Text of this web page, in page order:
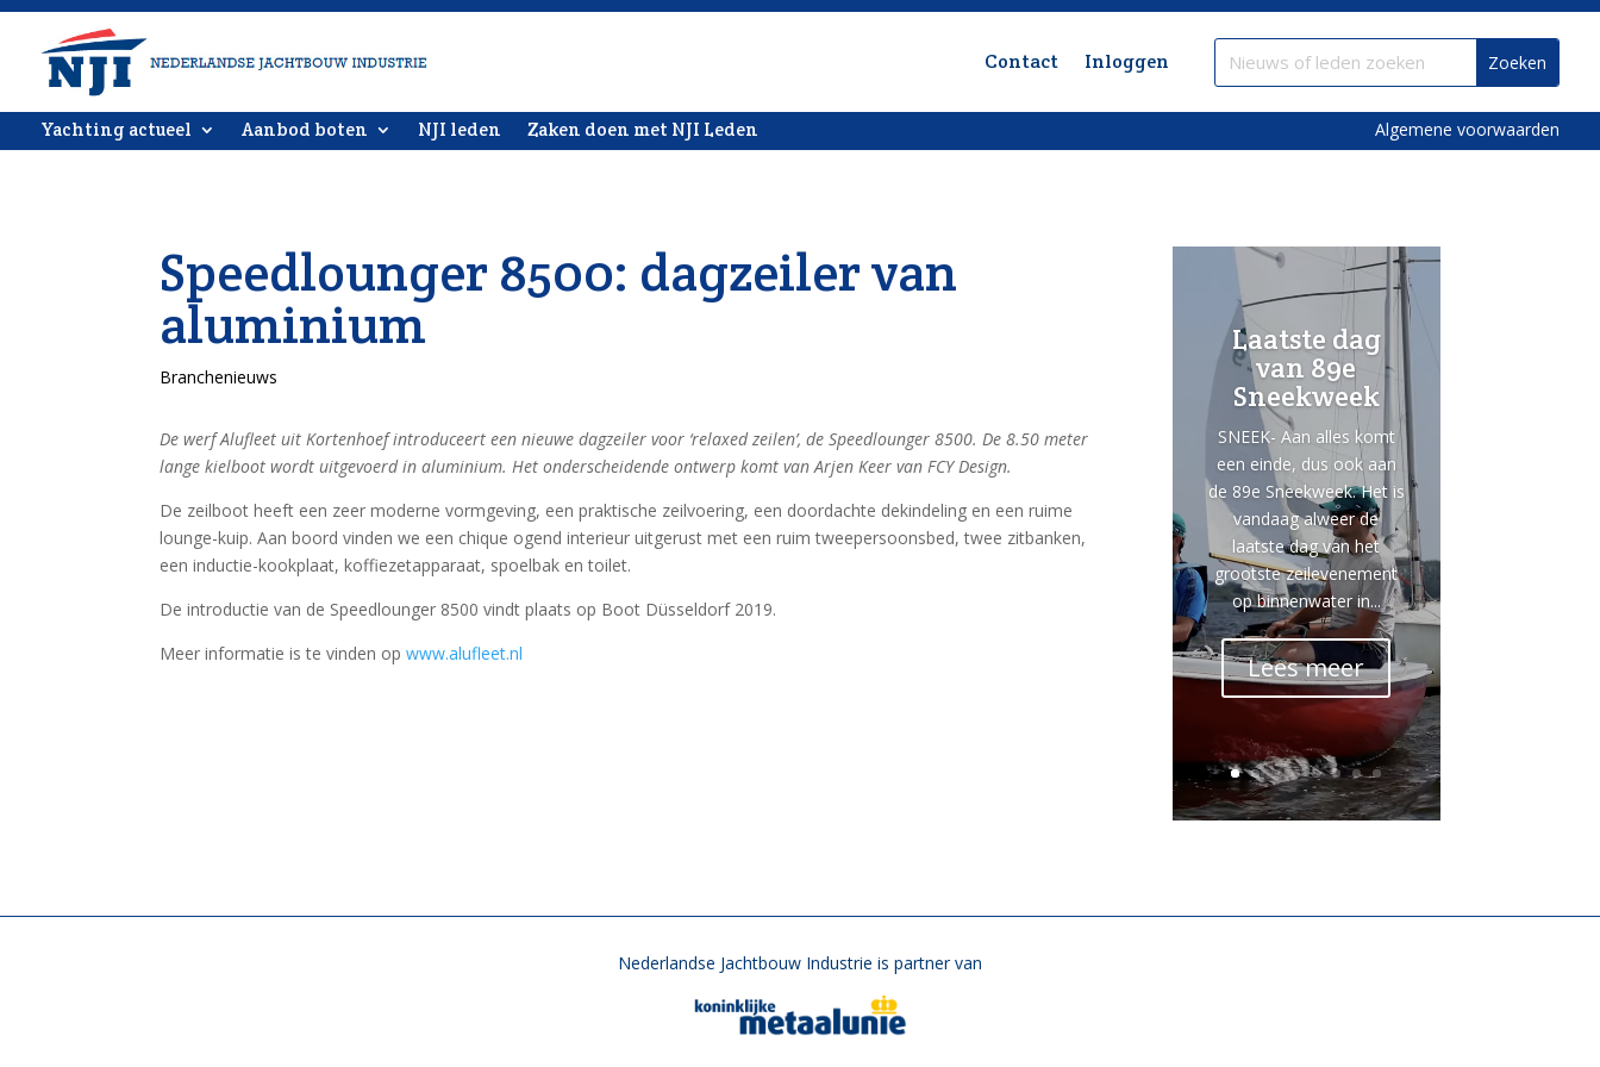
Contact Inloggen
Yachting actueel Aanbod boten NJI leden Zaken doen met NJI Leden Algemene voorwaarden
Speedlounger 8500: dagzeiler van
aluminium
Branchenieuws
De werf Alufleet uit Kortenhoef introduceert een nieuwe dagzeiler voor ‘relaxed zeilen’, de Speedlounger 8500. De 8.50 meter
lange kielboot wordt uitgevoerd in aluminium. Het onderscheidende ontwerp komt van Arjen Keer van FCY Design.
De zeilboot heeft een zeer moderne vormgeving, een praktische zeilvoering, een doordachte dekindeling en een ruime
lounge-kuip. Aan boord vinden we een chique ogend interieur uitgerust met een ruim tweepersoonsbed, twee zitbanken,
een inductie-kookplaat, koffiezetapparaat, spoelbak en toilet.
De introductie van de Speedlounger 8500 vindt plaats op Boot Düsseldorf 2019.
Meer informatie is te vinden opwww.alufleet.nl
Laatste dag
van 89e
Sneekweek
SNEEK- Aan alles komt
een einde, dus ook aan
de 89e Sneekweek. Het is
vandaag alweer de
laatste dag van het
grootste zeilevenement
op binnenwater in...
Lees meer
Nederlandse Jachtbouw Industrie is partner van